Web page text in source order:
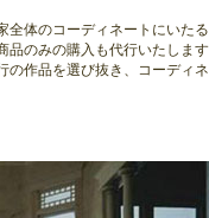
体のコーディネートにいた
品のみの購入も代行いたしま
の作品を選び抜き、コーディ